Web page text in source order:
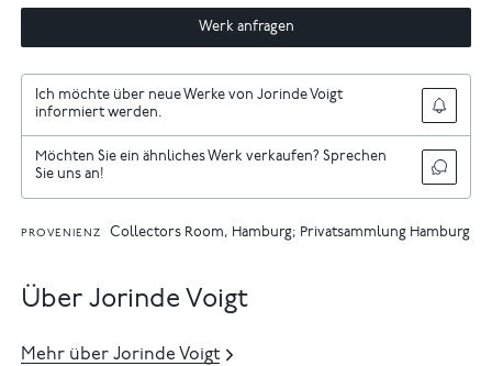
Werk anfragen
Ich möchte über neue Werke von Jorinde Voigt
informiert werden.
Möchten Sie ein ähnliches Werk verkaufen? Sprechen
Sie uns an!
PROVENIENZ Collectors Room, Hamburg; Privatsammlung Hamburg
Über Jorinde Voigt
Mehr über Jorinde Voigt